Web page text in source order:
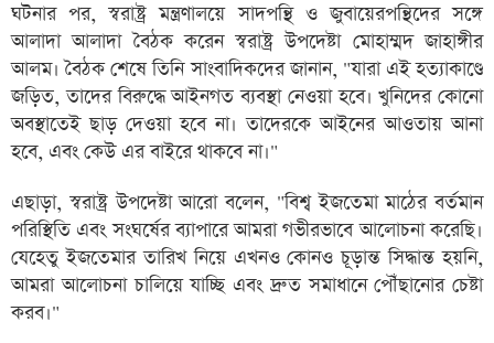
ঘটনার পর, স্বরাষ্ট্র মন্ত্রণালয়ে সাদপন্থি ও জুবায়েরপন্থিদের সঙ্গে
আলাদা আলাদা বৈঠক করেন স্বরাষ্ট্র উপদেষ্টা মোহাম্মদ জাহাঙ্গীর
আলম। বৈঠক শেষে তিনি সাংবাদিকদের জানান, "যারা এই হত্যাকাণ্ডে
জড়িত, তাদের বিরুদ্ধে আইনগত ব্যবস্থা নেওয়া হবে। খুনিদের কোনো
অবস্থাতেই ছাড় দেওয়া হবে না। তাদেরকে আইনের আওতায় আনা
হবে, এবং কেউ এর বাইরে থাকবে না।"
এছাড়া, স্বরাষ্ট্র উপদেষ্টা আরো বলেন, "বিশ্ব ইজতেমা মাঠের বর্তমান
পরিস্থিতি এবং সংঘর্ষের ব্যাপারে আমরা গভীরভাবে আলোচনা করেছি।
যেহেতু ইজতেমার তারিখ নিয়ে এখনও কোনও চূড়ান্ত সিদ্ধান্ত হয়নি,
আমরা আলোচনা চালিয়ে যাচ্ছি এবং দ্রুত সমাধানে পৌঁছানোর চেষ্টা
করব।"